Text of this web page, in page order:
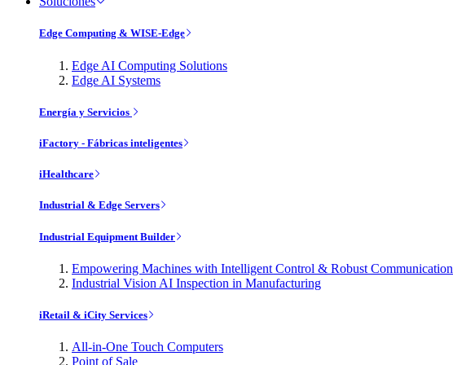
Edge Computing & WISE-Edge
Edge AI Computing Solutions
Edge AI Systems
Energía y Servicios
iFactory - Fábricas inteligentes
iHealthcare
Industrial & Edge Servers
Industrial Equipment Builder
Empowering Machines with Intelligent Control & Robust Communication
Industrial Vision AI Inspection in Manufacturing
iRetail & iCity Services
All-in-One Touch Computers
Point of Sale